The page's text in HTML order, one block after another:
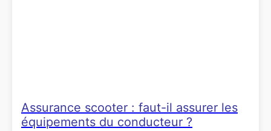
Assurance scooter : faut-il assurer les
équipements du conducteur ?